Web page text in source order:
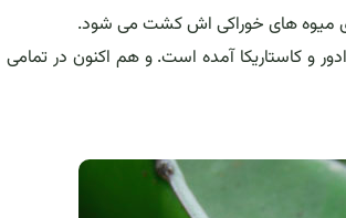
میوه های خوراکی اش کشت می شود.
و کاستاریکا آمده است. و هم اکنون در تمامی